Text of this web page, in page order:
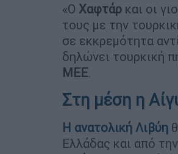
«Ο Χαφτάρ και οι
τους με την
σε εκκρεμότητα
δηλώνει τουρκική
MEE.
Στη μέση η
Η ανατολική Λιβύη
Ελλάδας και από